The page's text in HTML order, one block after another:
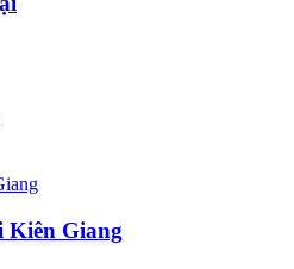
Kiên Giang